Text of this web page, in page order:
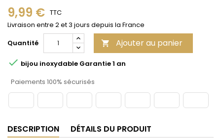
9,99 € TTC
Livraison entre 2 et 3 jours depuis la France
Quantité
 Ajouter au panier
 bijou inoxydable Garantie 1 an
Paiements 100% sécurisés
DESCRIPTION DÉTAILS DU PRODUIT